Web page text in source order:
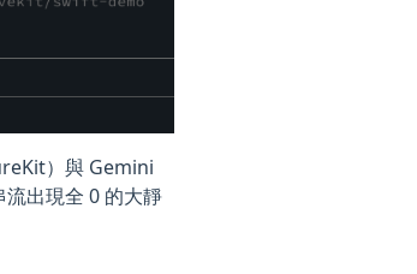
）與 Gemini
出現全 0 的大靜